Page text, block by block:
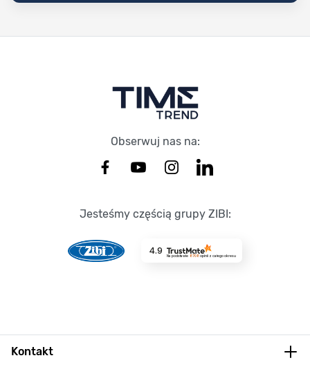
Obserwuj nas na:
Jesteśmy częścią grupy ZIBI:
4.9
Na podstawie 8708opinii z całego okresu
Kontakt